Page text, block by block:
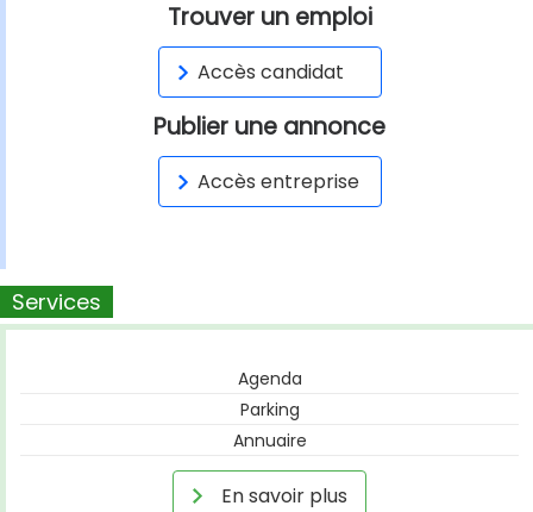
Trouver un emploi
Accès candidat
Publier une annonce
Accès entreprise
Services
Agenda
Parking
Annuaire
En savoir plus